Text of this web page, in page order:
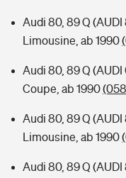
Audi 80, 89 Q (AUDI
Limousine, ab 1990
Audi 80, 89 Q (AUDI
Coupe, ab 1990
Audi 80, 89 Q (AUDI
Limousine, ab 1990
Audi 80, 89 Q (AUDI